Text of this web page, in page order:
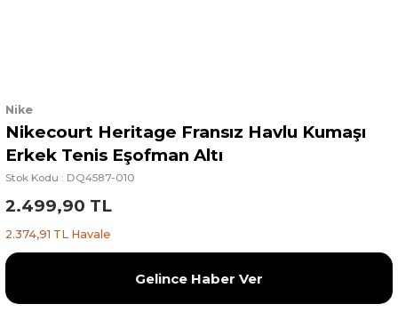
Nike
Nikecourt Heritage Fransız Havlu Kumaşı
Erkek Tenis Eşofman Altı
Stok Kodu : DQ4587-010
2.499,90 TL
2.374,91 TL Havale
Gelince Haber Ver